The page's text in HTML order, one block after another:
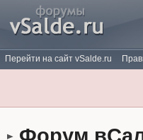
Перейти на сайт vSalde.ru